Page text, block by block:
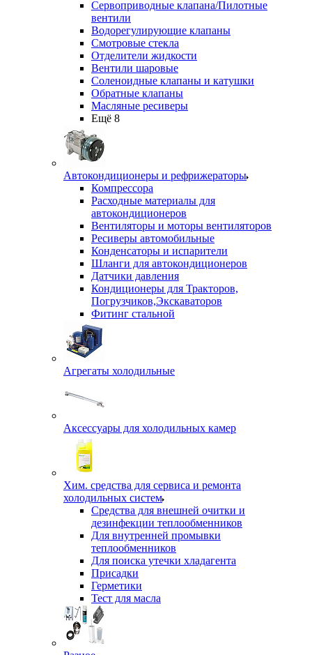
Сервоприводные клапана/Пилотные
вентили
Водорегулирующие клапаны
Смотровые стекла
Отделители жидкости
Вентили шаровые
Соленоидные клапаны и катушки
Обратные клапаны
Масляные ресиверы
Ещё 8
Автокондиционеры и рефрижераторы
Компрессора
Расходные материалы для
автокондиционеров
Вентиляторы и моторы вентиляторов
Ресиверы автомобильные
Конденсаторы и испарители
Шланги для автокондиционеров
Датчики давления
Кондиционеры для Тракторов,
Погрузчиков,Экскаваторов
Фитинг стальной
Агрегаты холодильные
Аксессуары для холодильных камер
Хим. средства для сервиса и ремонта
холодильных систем
Средства для внешней очитки и
дезинфекции теплообменников
Для внутренней промывки
теплообменников
Для поиска утечки хладагента
Присадки
Герметики
Тест для масла